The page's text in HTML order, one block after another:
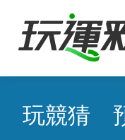
玩競猜